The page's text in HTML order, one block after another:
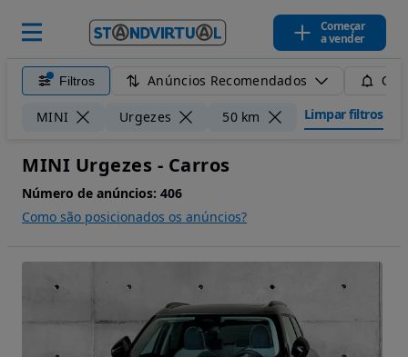
Começar
a vender
Filtros Anúncios Recomendados
MINI Urgezes 50 km Limpar filtros
MINI Urgezes - Carros
Número de anúncios: 406
Como são posicionados os anúncios?